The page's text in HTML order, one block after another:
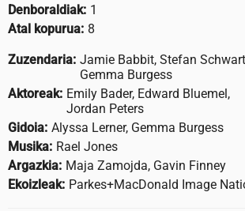
Denboraldiak: 1
Atal kopurua: 8
Zuzendaria: Jamie Babbit, Stefan
Gemma Burgess
Aktoreak: Emily Bader, Edward Bluemel,
Jordan Peters
Gidoia: Alyssa Lerner, Gemma Burgess
Musika: Rael Jones
Argazkia: Maja Zamojda, Gavin Finney
Ekoizleak: Parkes+MacDonald Image